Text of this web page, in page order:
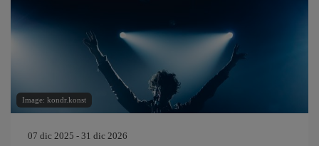
Image: kondr.konst
07 dic 2025 - 31 dic 2026